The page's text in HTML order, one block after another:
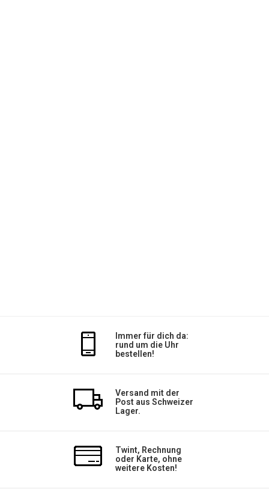
Immer für dich da:
rund um die Uhr
bestellen!
Versand mit der
Post aus Schweizer
Lager.
Twint, Rechnung
oder Karte, ohne
weitere Kosten!